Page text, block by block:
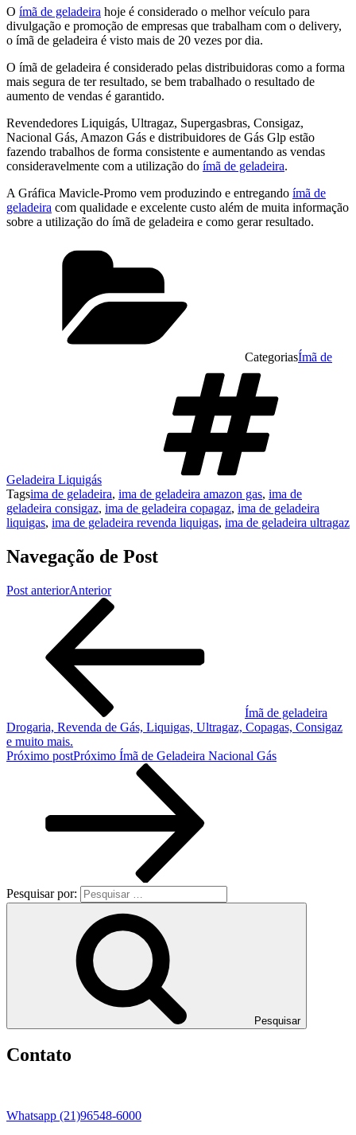
O ímã de geladeira hoje é considerado o melhor veículo para
divulgação e promoção de empresas que trabalham com o delivery,
o ímã de geladeira é visto mais de 20 vezes por dia.
O ímã de geladeira é considerado pelas distribuidoras como a forma
mais segura de ter resultado, se bem trabalhado o resultado de
aumento de vendas é garantido.
Revendedores Liquigás, Ultragaz, Supergasbras, Consigaz,
Nacional Gás, Amazon Gás e distribuidores de Gás Glp estão
fazendo trabalhos de forma consistente e aumentando as vendas
consideravelmente com a utilização do ímã de geladeira.
A Gráfica Mavicle-Promo vem produzindo e entregando ímã de
geladeira com qualidade e excelente custo além de muita informação
sobre a utilização do ímã de geladeira e como gerar resultado.
CategoriasÍmã de
Geladeira Liquigás
Tagsima de geladeira, ima de geladeira amazon gas, ima de
geladeira consigaz, ima de geladeira copagaz, ima de geladeira
liquigas, ima de geladeira revenda liquigas, ima de geladeira ultragaz
Navegação de Post
Post anteriorAnterior
Ímã de geladeira
Drogaria, Revenda de Gás, Liquigas, Ultragaz, Copagas, Consigaz
e muito mais.
Próximo postPróximo Ímã de Geladeira Nacional Gás
Pesquisar por:
Pesquisar
Contato
Whatsapp (21)96548-6000